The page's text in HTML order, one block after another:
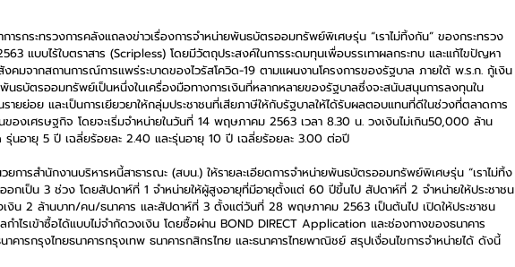
รกระทรวงการคลังแถลงข่าวเรื่องการจำหน่ายพันธบัตรออมทรัพย์พิเศษรุ่น “เราไม่ทิ้งกัน” ของกระทรวง
แบบไร้ใบตราสาร (Scripless) โดยมีวัตถุประสงค์ในการระดมทุนเพื่อบรรเทาผลกระทบ และแก้ไขปัญหา
คมจากสถานการณ์การแพร่ระบาดของไวรัสโควิด-19 ตามแผนงานโครงการของรัฐบาล ภายใต้ พ.ร.ก. กู้เงิน
นธบัตรออมทรัพย์เป็นหนึ่งในเครื่องมือทางการเงินที่หลากหลายของรัฐบาลซึ่งจะสนับสนุนการลงทุนใน
ยย่อย และเป็นการเยียวยาให้กลุ่มประชาชนที่เสียภาษีให้กับรัฐบาลให้ได้รับผลตอบแทนที่ดีในช่วงที่ตลาดการ
ของเศรษฐกิจ โดยจะเริ่มจำหน่ายในวันที่ 14 พฤษภาคม 2563 เวลา 8.30 น. วงเงินไม่เกิน50,000 ล้าน
นอายุ 5 ปี เฉลี่ยร้อยละ 2.40 และรุ่นอายุ 10 ปี เฉลี่ยร้อยละ 3.00 ต่อปี
การสำนักงานบริหารหนี้สาธารณะ (สบน.) ให้รายละเอียดการจำหน่ายพันธบัตรออมทรัพย์พิเศษรุ่น “เราไม่ทิ้ง
อกเป็น 3 ช่วง โดยสัปดาห์ที่ 1 จำหน่ายให้ผู้สูงอายุที่มีอายุตั้งแต่ 60 ปีขึ้นไป สัปดาห์ที่ 2 จำหน่ายให้ประชาชน
งิน 2 ล้านบาท/คน/ธนาคาร และสัปดาห์ที่ 3 ตั้งแต่วันที่ 28 พฤษภาคม 2563 เป็นต้นไป เปิดให้ประชาชน
ำไรเข้าซื้อได้แบบไม่จำกัดวงเงิน โดยซื้อผ่าน BOND DIRECT Application และช่องทางของธนาคาร
คารกรุงไทยธนาคารกรุงเทพ ธนาคารกสิกรไทย และธนาคารไทยพาณิชย์ สรุปเงื่อนไขการจำหน่ายได้ ดังนี้